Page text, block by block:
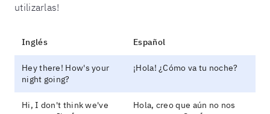
utilizarlas!
Inglés Español
Hey there! How's your
night going?
¡Hola! ¿Cómo va tu noche?
Hi, I don't think we've
Hola, creo que aún no nos